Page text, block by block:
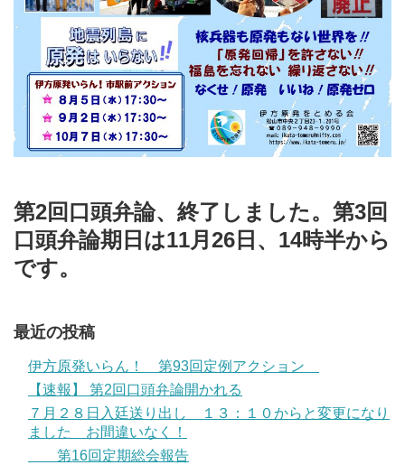
第2回口頭弁論、終了しました。第3回
口頭弁論期日は11月26日、14時半から
です。
最近の投稿
伊方原発いらん！ 第93回定例アクション
【速報】 第2回口頭弁論開かれる
７月２８日入廷送り出し １３：１０からと変更になり
ました お間違いなく！
第16回定期総会報告